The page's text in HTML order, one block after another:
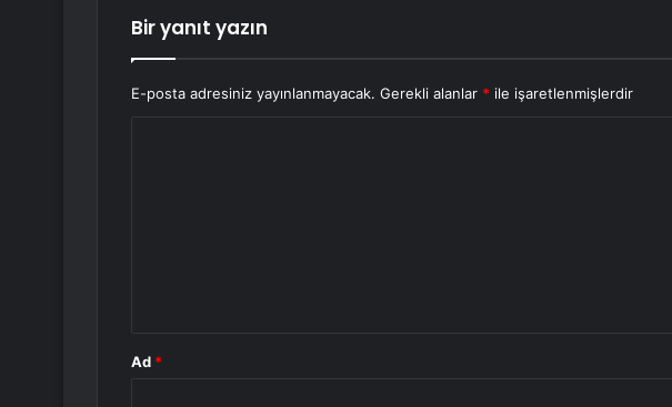
Bir yanıt yazın
E-posta adresiniz yayınlanmayacak. Gerekli alanlar * ile işaretlenmişlerdir
Ad *